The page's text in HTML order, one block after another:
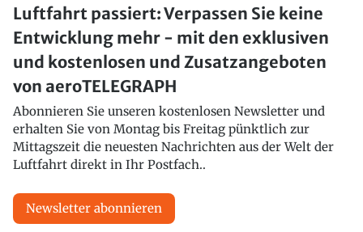
Luftfahrt passiert: Verpassen Sie keine
Entwicklung mehr - mit den exklusiven
und kostenlosen und Zusatzangeboten
von aeroTELEGRAPH
Abonnieren Sie unseren kostenlosen Newsletter und
erhalten Sie von Montag bis Freitag pünktlich zur
Mittagszeit die neuesten Nachrichten aus der Welt der
Luftfahrt direkt in Ihr Postfach..
Newsletter abonnieren